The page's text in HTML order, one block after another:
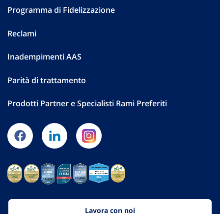
Programma di Fidelizzazione
Reclami
Inadempimenti AAS
Parità di trattamento
Prodotti Partner e Specialisti Rami Preferiti
Lavora con noi